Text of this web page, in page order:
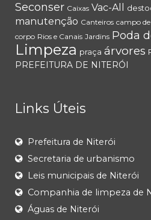
Seconser Caixas Vac-All
manutenção Canteiros campo
corpo Rios e Canais Jardins Poda
Limpeza praça árvores
PREFEITURA DE NITERÓI
Links Úteis
Prefeitura de Niterói
Secretaria de urbanismo
Leis municipais de Niterói
Companhia de limpeza de
Águas de Niterói